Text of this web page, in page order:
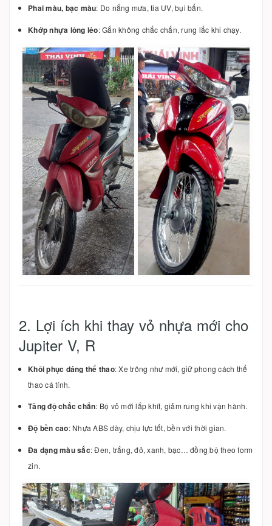
Phai màu, bạc màu: Do nắng mưa, tia UV, bụi bẩn.
Khớp nhựa lỏng lẻo: Gắn không chắc chắn, rung lắc khi chạy.
2. Lợi ích khi thay vỏ nhựa mới cho
Jupiter V, R
Khôi phục dáng thể thao: Xe trông như mới, giữ phong cách thể
thao cá tính.
Tăng độ chắc chắn: Bộ vỏ mới lắp khít, giảm rung khi vận hành.
Độ bền cao: Nhựa ABS dày, chịu lực tốt, bền với thời gian.
Đa dạng màu sắc: Đen, trắng, đỏ, xanh, bạc… đồng bộ theo form
zin.